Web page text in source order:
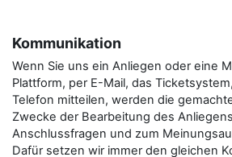
Kommunikation
Wenn Sie uns ein Anliegen oder eine
Plattform, per E-Mail, das
Telefon mitteilen, werden die
Zwecke der Bearbeitung des
Anschlussfragen und zum
Dafür setzen wir immer den gleichen